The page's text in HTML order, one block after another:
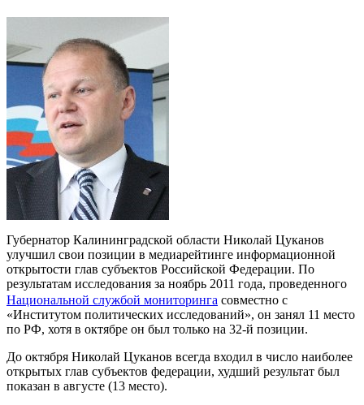
Губернатор Калининградской области Николай Цуканов
улучшил свои позиции в медиарейтинге информационной
открытости глав субъектов Российской Федерации. По
результатам исследования за ноябрь 2011 года, проведенного
Национальной службой мониторинга совместно с
«Институтом политических исследований», он занял 11 место
по РФ, хотя в октябре он был только на 32-й позиции.
До октября Николай Цуканов всегда входил в число наиболее
открытых глав субъектов федерации, худший результат был
показан в августе (13 место).